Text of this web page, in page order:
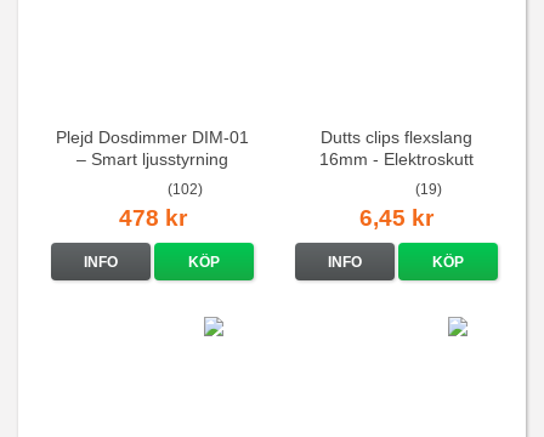
Plejd Dosdimmer DIM-01
– Smart ljusstyrning
(102)
478 kr
INFO KÖP
Dutts clips flexslang
16mm - Elektroskutt
(19)
6,45 kr
INFO KÖP